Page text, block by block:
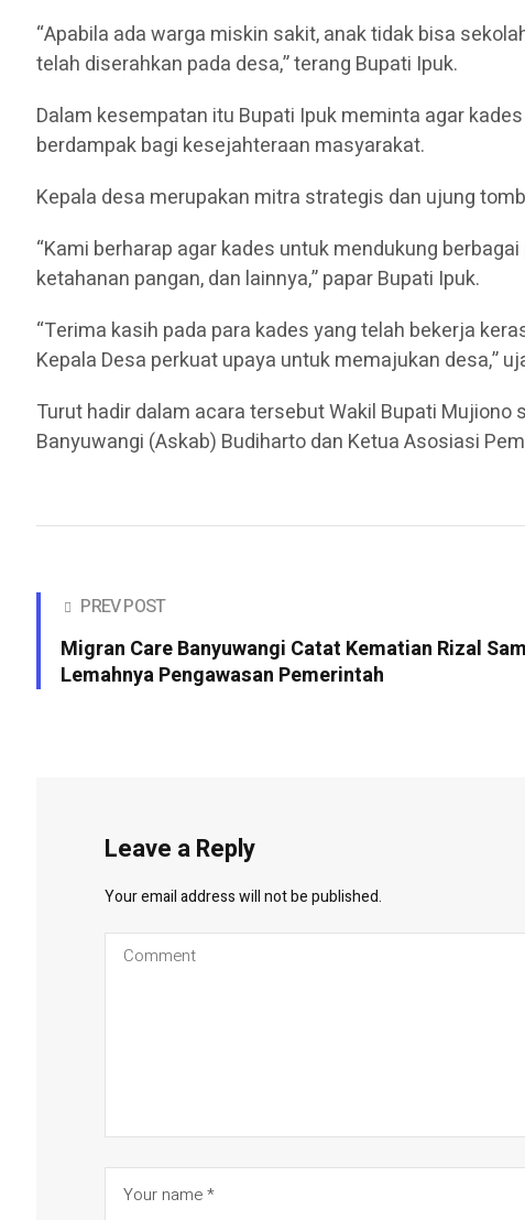
“Apabila ada warga miskin sakit, anak tidak bisa
telah diserahkan pada desa,” terang Bupati Ipuk.
Dalam kesempatan itu Bupati Ipuk meminta agar
berdampak bagi kesejahteraan masyarakat.
Kepala desa merupakan mitra strategis dan ujung
“Kami berharap agar kades untuk mendukung
ketahanan pangan, dan lainnya,” papar Bupati Ipuk.
“Terima kasih pada para kades yang telah bekerja
Kepala Desa perkuat upaya untuk memajukan desa,”
Turut hadir dalam acara tersebut Wakil Bupati Mujiono
Banyuwangi (Askab) Budiharto dan Ketua Asosiasi
PREV POST
Migran Care Banyuwangi Catat Kematian Rizal
Lemahnya Pengawasan Pemerintah
Leave a Reply
Your email address will not be published.